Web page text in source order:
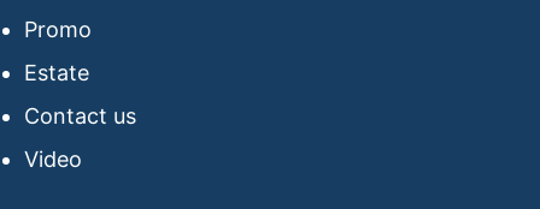
Promo
Estate
Contact us
Video